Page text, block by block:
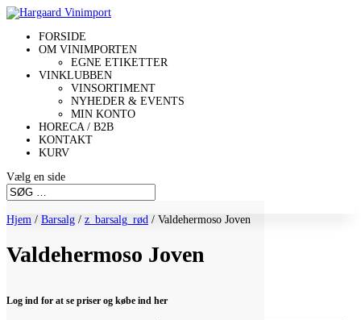
FORSIDE
OM VINIMPORTEN
EGNE ETIKETTER
VINKLUBBEN
VINSORTIMENT
NYHEDER & EVENTS
MIN KONTO
HORECA / B2B
KONTAKT
KURV
Vælg en side
Hjem / Barsalg / z_barsalg_rød / Valdehermoso Joven
Valdehermoso Joven
Log ind for at se priser og købe ind her